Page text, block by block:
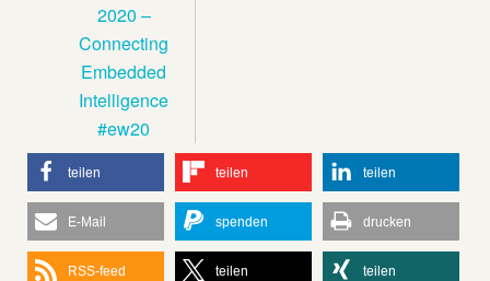
2020 –
Connecting
Embedded
Intelligence
#ew20
teilen teilen teilen
E-Mail spenden drucken
RSS-feed teilen teilen